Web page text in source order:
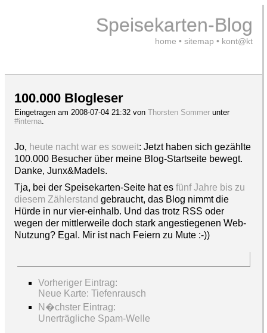
Speisekarten-Blog
home • sitemap • kont@kt
100.000 Blogleser
Eingetragen am 2008-07-04 21:32 von Thorsten Sommer unter
#interna.
Jo, heute nacht war es soweit: Jetzt haben sich gezählte
100.000 Besucher über meine Blog-Startseite bewegt.
Danke, Junx&Madels.
Tja, bei der Speisekarten-Seite hat es fünf Jahre bis zu
diesem Zählerstand gebraucht, das Blog nimmt die
Hürde in nur vier-einhalb. Und das trotz RSS oder
wegen der mittlerweile doch stark angestiegenen Web-
Nutzung? Egal. Mir ist nach Feiern zu Mute :-))
Vorheriger Eintrag:
Neue Karte: Tiefenrausch
N�chster Eintrag:
Unerträgliche Spam-Welle